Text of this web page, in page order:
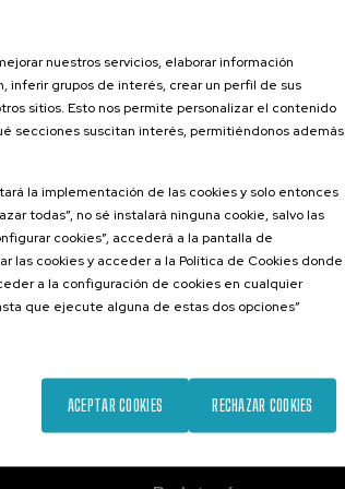
nuestros servicios, elaborar información
inferir grupos de interés, crear un perfil de sus
sitios. Esto nos permite personalizar el contenido
secciones suscitan interés, permitiéndonos además
la implementación de las cookies y solo entonces
todas”, no sé instalará ninguna cookie, salvo las
cookies”, accederá a la pantalla de
las cookies y acceder a la Política de Cookies donde
a la configuración de cookies en cualquier
que ejecute alguna de estas dos opciones”
RECHAZAR COOKIES
ACEPTAR COOKIES